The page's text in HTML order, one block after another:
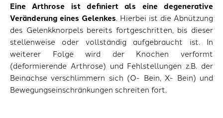
Eine Arthrose ist definiert als eine degenerative
Veränderung eines Gelenkes. Hierbei ist die Abnützung
des Gelenkknorpels bereits fortgeschritten, bis dieser
stellenweise oder vollständig aufgebraucht ist. In
weiterer Folge wird der Knochen verformt
(deformierende Arthrose) und Fehlstellungen z.B. der
Beinachse verschlimmern sich (O- Bein, X- Bein) und
Bewegungseinschränkungen schreiten fort.